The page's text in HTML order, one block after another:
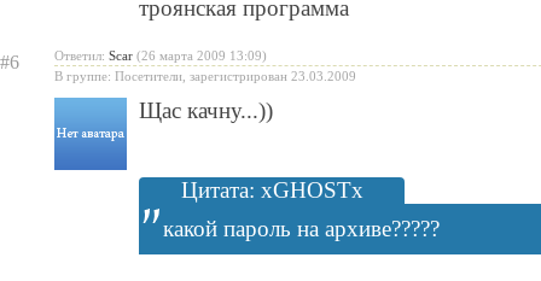
троянская программа
#6 Ответил: Scar (26 марта 2009 13:09)
В группе: Посетители, зарегистрирован 23.03.2009
Щас качну...))
Цитата: xGHOSTx
какой пароль на архиве?????